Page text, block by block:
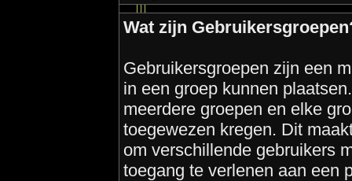
Wat zijn
Gebruikersgroepen zijn een
in een groep kunnen
meerdere groepen en elke
toegewezen kregen. Dit
om verschillende gebruikers
toegang te verlenen aan een